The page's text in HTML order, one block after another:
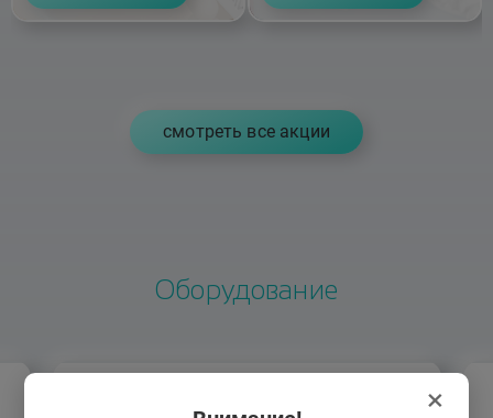
×
cмотреть все акции
Оборудование